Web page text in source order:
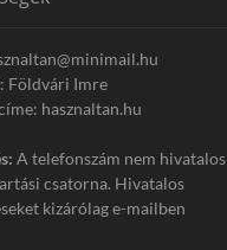
Földvári Imre
hasznaltan.hu
A telefonszám nem hivatalos
csatorna. Hivatalos
kizárólag e-mailben